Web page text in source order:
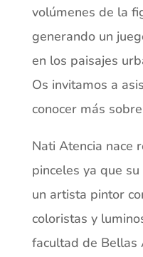
volúmenes de la
generando un
en los paisajes
Os invitamos a
conocer más
Nati Atencia nace
pinceles ya que
un artista pintor
coloristas y
facultad de Bellas